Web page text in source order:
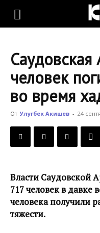
KLOOP.KG
Новости
Кыргызстана
Саудовская
человек
во время
От Улугбек Акишев - 24
Власти Саудовской
717 человек в давке
человека получили
тяжести.